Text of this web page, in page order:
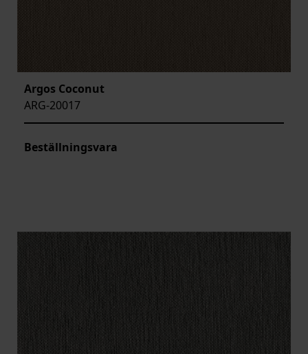
Argos Coconut
ARG-20017
Beställningsvara